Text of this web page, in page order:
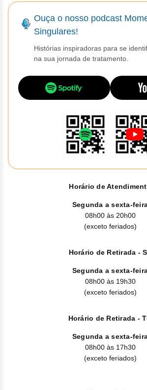
Ouça o nosso podcast
Singulares!
Histórias inspiradoras para se
na sua jornada de tratamento.
Horário de
Segunda a sexta-
08h00 às 20h00
(exceto feriados)
Horário de Retirada -
Segunda a sexta-
08h00 às 19h30
(exceto feriados)
Horário de Retirada -
Segunda a sexta-
08h00 às 17h30
(exceto feriados)